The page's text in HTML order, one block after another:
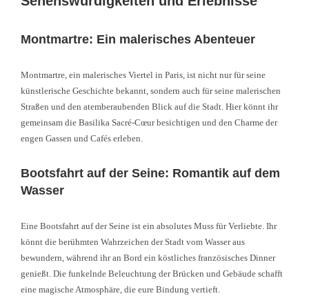
Montmartre: Ein malerisches Abenteuer
Montmartre, ein malerisches Viertel in Paris, ist nicht nur für seine
künstlerische Geschichte bekannt, sondern auch für seine malerischen
Straßen und den atemberaubenden Blick auf die Stadt. Hier könnt ihr
gemeinsam die Basilika Sacré-Cœur besichtigen und den Charme der
engen Gassen und Cafés erleben.
Bootsfahrt auf der Seine: Romantik auf dem
Wasser
Eine Bootsfahrt auf der Seine ist ein absolutes Muss für Verliebte. Ihr
könnt die berühmten Wahrzeichen der Stadt vom Wasser aus
bewundern, während ihr an Bord ein köstliches französisches Dinner
genießt. Die funkelnde Beleuchtung der Brücken und Gebäude schafft
eine magische Atmosphäre, die eure Bindung vertieft.